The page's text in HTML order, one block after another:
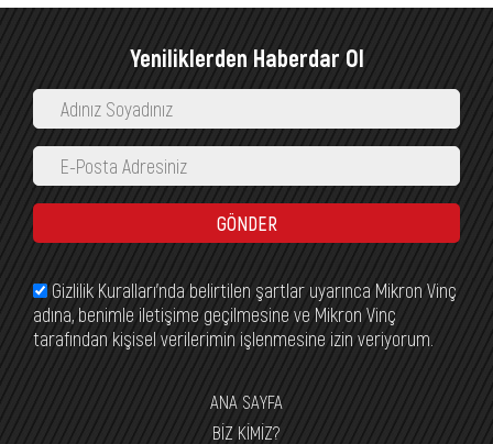
Yeniliklerden Haberdar Ol
GÖNDER
Gizlilik Kuralları’nda belirtilen şartlar uyarınca Mikron Vinç
adına, benimle iletişime geçilmesine ve Mikron Vinç
tarafından kişisel verilerimin işlenmesine izin veriyorum.
ANA SAYFA
BİZ KİMİZ?